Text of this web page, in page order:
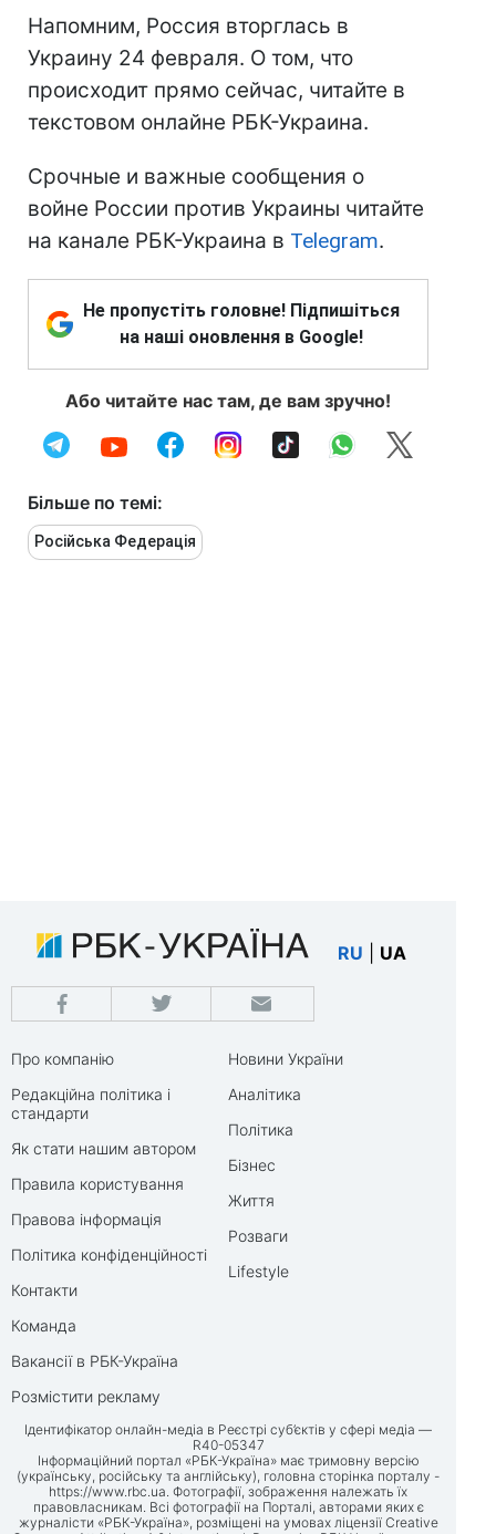
Напомним, Россия вторглась в
Украину 24 февраля. О том, что
происходит прямо сейчас, читайте в
текстовом онлайне РБК-Украина.
Срочные и важные сообщения о
войне России против Украины читайте
на канале РБК-Украина в Telegram.
Не пропустіть головне! Підпишіться
на наші оновлення в Google!
Або читайте нас там, де вам зручно!
Більше по темі:
Російська Федерація
RU UA
Про компанію
Редакційна політика і
стандарти
Як стати нашим автором
Правила користування
Правова інформація
Політика конфіденційності
Контакти
Команда
Вакансії в РБК-Україна
Розмістити рекламу
Новини України
Аналітика
Політика
Бізнес
Життя
Розваги
Lifestyle
Ідентифікатор онлайн-медіа в Реєстрі суб’єктів у сфері медіа —
R40-05347
Інформаційний портал «РБК-Україна» має тримовну версію
(українську, російську та англійську), головна сторінка порталу -
https://www.rbc.ua. Фотографії, зображення належать їх
правовласникам. Всі фотографії на Порталі, авторами яких є
журналісти «РБК-Україна», розміщені на умовах ліцензії Creative